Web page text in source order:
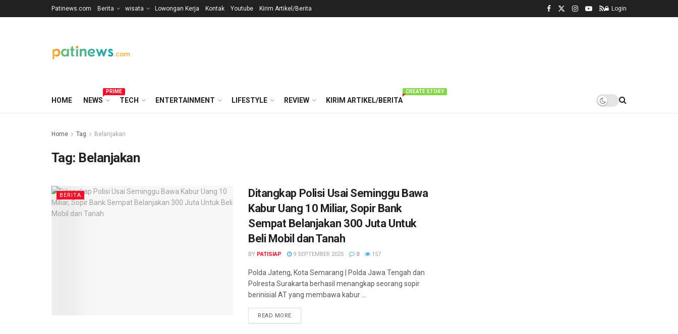
Patinews.com Berita wisata Lowongan Kerja Kontak Youtube Kirim Artikel/Berita Login
HOME NEWS
PRIME
TECH ENTERTAINMENT LIFESTYLE REVIEW KIRIM ARTIKEL/BERITA
CREATE STORY
Home Tag Belanjakan
Tag: Belanjakan
BERITA
Ditangkap Polisi Usai Seminggu Bawa
Kabur Uang 10 Miliar, Sopir Bank
Sempat Belanjakan 300 Juta Untuk
Beli Mobil dan Tanah
BY PATISIAP 9 SEPTEMBER 2025 0 157
Polda Jateng, Kota Semarang | Polda Jawa Tengah dan
Polresta Surakarta berhasil menangkap seorang sopir
berinisial AT yang membawa kabur ...
READ MOREDETAILS